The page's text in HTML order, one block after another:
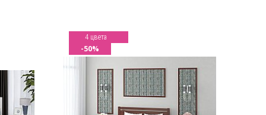
4 цвета
-50%